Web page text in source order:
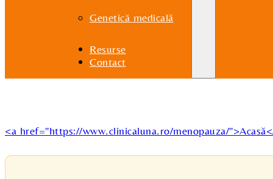
Genetică medicală
Resurse
Contact
<a href="https://www.clinicaluna.ro/menopauza/